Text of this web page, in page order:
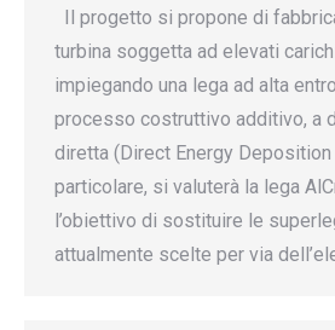
Il progetto si propone di
turbina soggetta ad elevati
impiegando una lega ad alta
processo costruttivo additivo, a
diretta (Direct Energy Deposition
particolare, si valuterà la lega
l’obiettivo di sostituire le
attualmente scelte per via